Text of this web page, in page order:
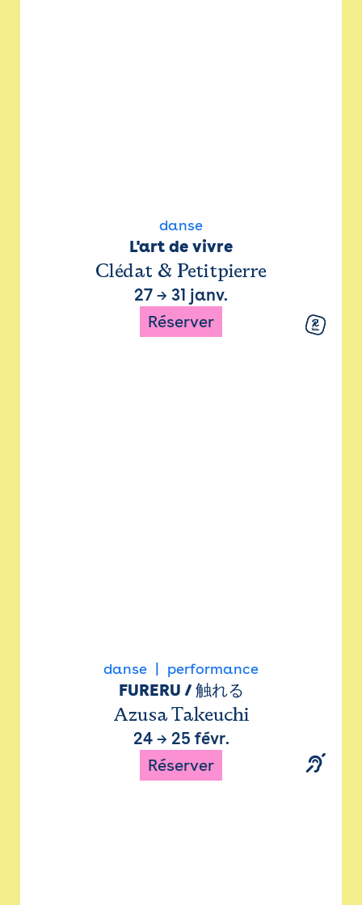
danse
L'art de vivre
Clédat & Petitpierre
27 → 31 janv.
Réserver
danse performance
FURERU / 触れる
Azusa Takeuchi
24→ 25 févr.
Réserver